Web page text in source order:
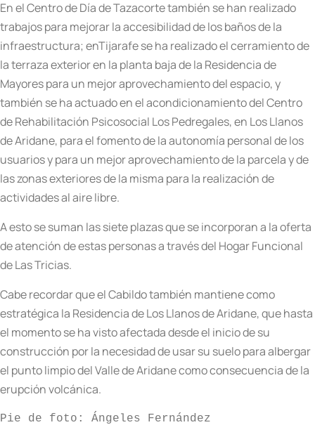
En el Centro de Día de Tazacorte también se han realizado
trabajos para mejorar la accesibilidad de los baños de la
infraestructura; enTijarafe se ha realizado el cerramiento de
la terraza exterior en la planta baja de la Residencia de
Mayores para un mejor aprovechamiento del espacio, y
también se ha actuado en el acondicionamiento del Centro
de Rehabilitación Psicosocial Los Pedregales, en Los Llanos
de Aridane, para el fomento de la autonomía personal de los
usuarios y para un mejor aprovechamiento de la parcela y de
las zonas exteriores de la misma para la realización de
actividades al aire libre.
A esto se suman las siete plazas que se incorporan a la oferta
de atención de estas personas a través del Hogar Funcional
de Las Tricias.
Cabe recordar que el Cabildo también mantiene como
estratégica la Residencia de Los Llanos de Aridane, que hasta
el momento se ha visto afectada desde el inicio de su
construcción por la necesidad de usar su suelo para albergar
el punto limpio del Valle de Aridane como consecuencia de la
erupción volcánica.
Pie de foto: Ángeles Fernández